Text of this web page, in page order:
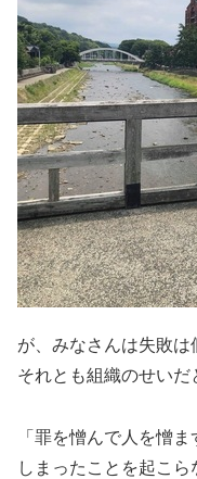
が、みなさんは失敗は
それとも組織のせいだ
「罪を憎んで人を憎
しまったことを起こ